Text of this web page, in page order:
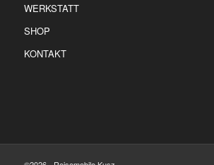
WERKSTATT
SHOP
KONTAKT